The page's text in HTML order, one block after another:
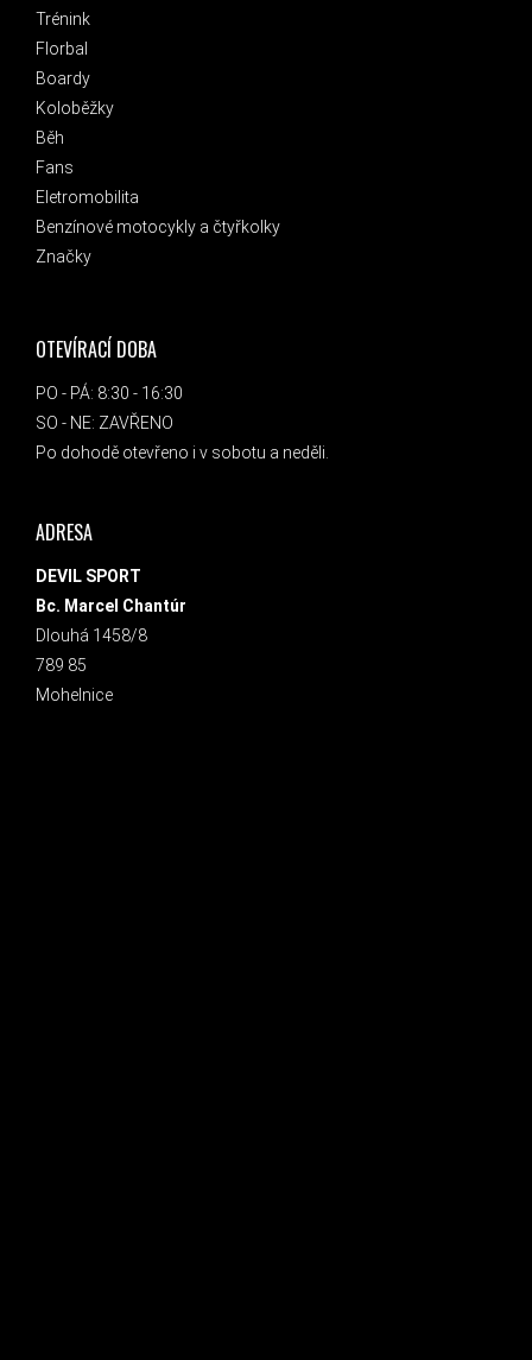
Trénink
Florbal
Boardy
Koloběžky
Běh
Fans
Eletromobilita
Benzínové motocykly a čtyřkolky
Značky
OTEVÍRACÍ DOBA
PO - PÁ: 8:30 - 16:30
SO - NE: ZAVŘENO
Po dohodě otevřeno i v sobotu a neděli.
ADRESA
DEVIL SPORT
Bc. Marcel Chantúr
Dlouhá 1458/8
789 85
Mohelnice